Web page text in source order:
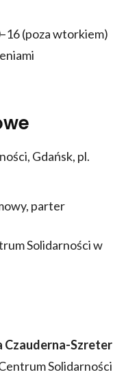
(poza wtorkiem)
Gdańsk, pl.
parter
Solidarności w
Czauderna-Szreter
Solidarności